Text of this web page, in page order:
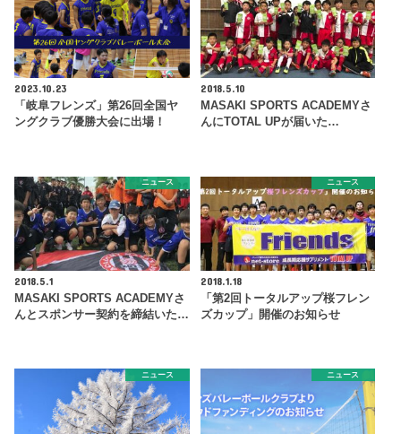
2023.10.23
「岐阜フレンズ」第26回全国ヤ
ングクラブ優勝大会に出場！
2018.5.10
MASAKI SPORTS ACADEMYさ
んにTOTAL UPが届いた…
ニュース
2018.5.1
MASAKI SPORTS ACADEMYさ
んとスポンサー契約を締結いた…
ニュース
2018.1.18
「第2回トータルアップ桜フレン
ズカップ」開催のお知らせ
ニュース ニュース